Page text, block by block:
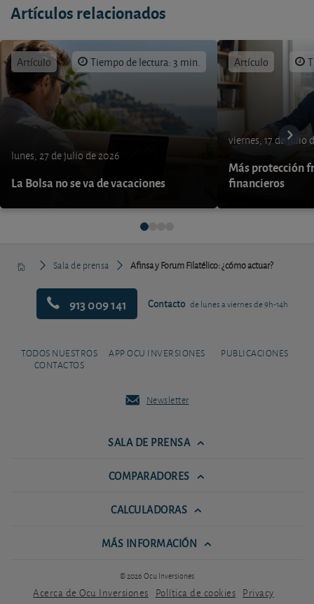
Artículos relacionados
Artículo Tiempo de lectura: 3 min.
lunes, 27 de julio de 2026
La Bolsa no se va de vacaciones
Artículo
viernes, 17 de julio
Más protección
financieros
Sala de prensa Afinsa y Forum Filatélico: ¿cómo actuar?
913 009 141 Contacto de lunes a viernes de 9h-14h
TODOS NUESTROS
CONTACTOS
APP OCU INVERSIONES PUBLICACIONES
Newsletter
SALA DE PRENSA
COMPARADORES
CALCULADORAS
MÁS INFORMACIÓN
© 2026 Ocu Inversiones
Acerca de Ocu Inversiones Política de cookies Privacy